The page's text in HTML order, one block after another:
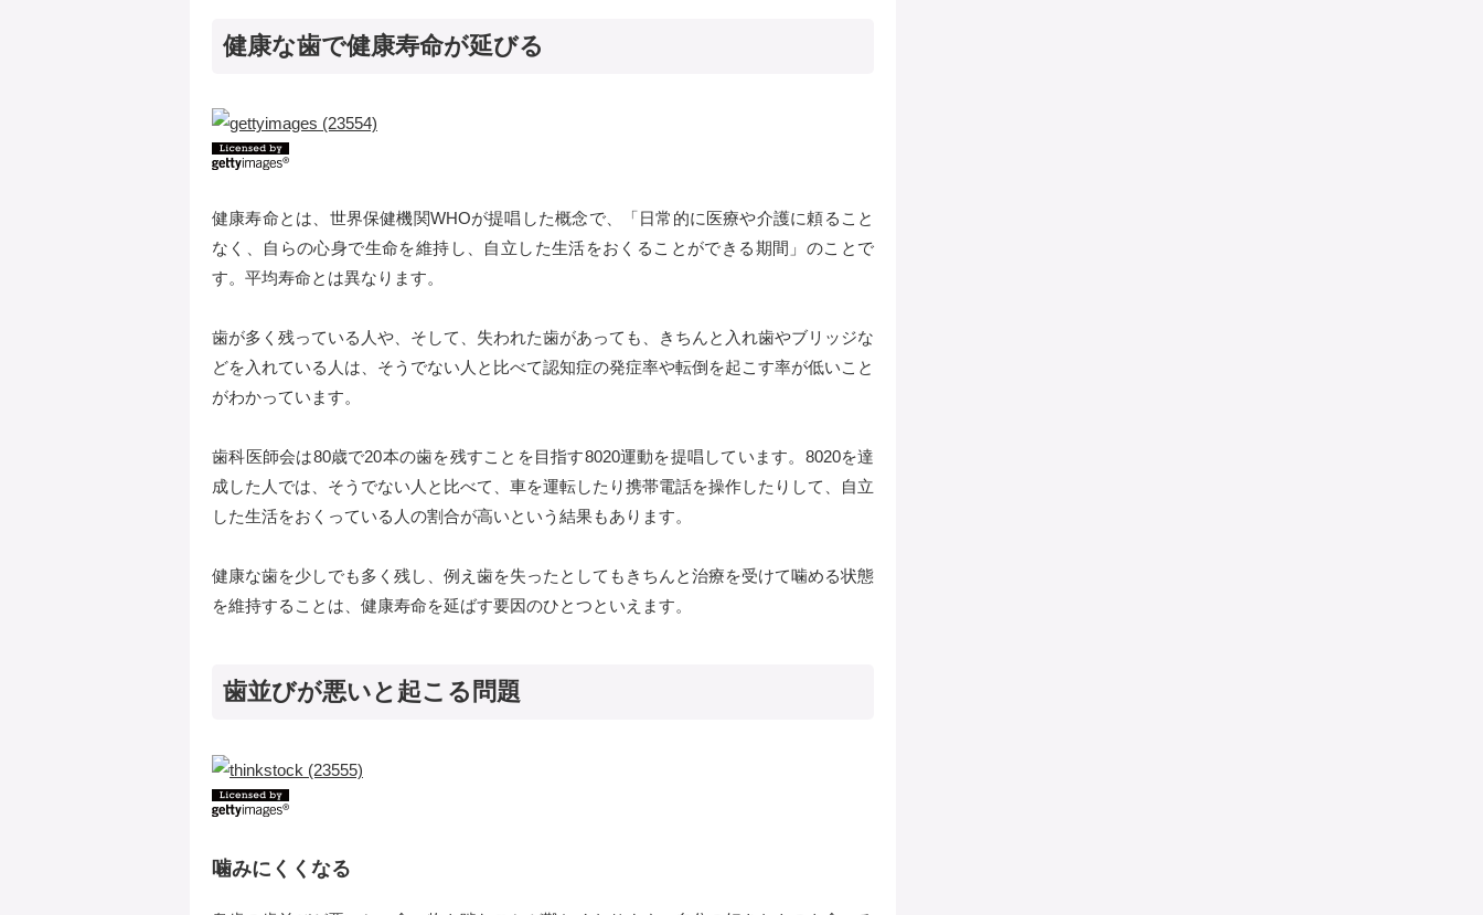
健康な歯で健康寿命が延びる
健康寿命とは、世界保健機関WHOが提唱した概念で、「日常的に医療や介護に頼ること
なく、自らの心身で生命を維持し、自立した生活をおくることができる期間」のことで
す。平均寿命とは異なります。
歯が多く残っている人や、そして、失われた歯があっても、きちんと入れ歯やブリッジな
どを入れている人は、そうでない人と比べて認知症の発症率や転倒を起こす率が低いこと
がわかっています。
歯科医師会は80歳で20本の歯を残すことを目指す8020運動を提唱しています。8020を達
成した人では、そうでない人と比べて、車を運転したり携帯電話を操作したりして、自立
した生活をおくっている人の割合が高いという結果もあります。
健康な歯を少しでも多く残し、例え歯を失ったとしてもきちんと治療を受けて噛める状態
を維持することは、健康寿命を延ばす要因のひとつといえます。
歯並びが悪いと起こる問題
噛みにくくなる